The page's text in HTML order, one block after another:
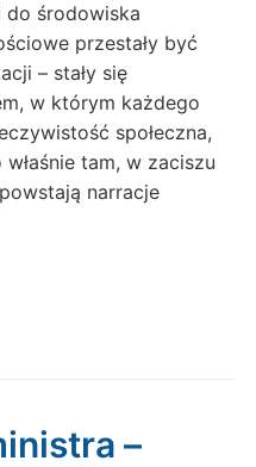
środowiska
przestały być
– stały się
w którym każdego
społeczna,
tam, w zaciszu
narracje
–